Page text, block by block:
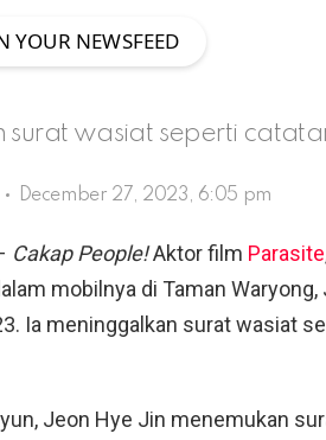
YOUR NEWSFEED
surat wasiat seperti
December 27, 2023, 6:05 pm
Cakap People!Aktor film Parasite
mobilnya di Taman Waryong,
Ia meninggalkan surat wasiat
Jeon Hye Jin menemukan